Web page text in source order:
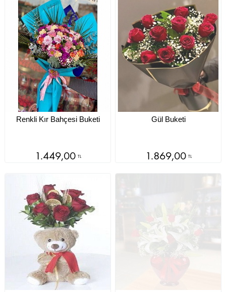
Renkli Kır Bahçesi Buketi
1.449,00 TL
Gül Buketi
1.869,00 TL